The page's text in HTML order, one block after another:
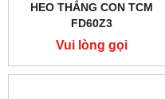
HEO THẮNG CON TCM
FD60Z3
Vui lòng gọi